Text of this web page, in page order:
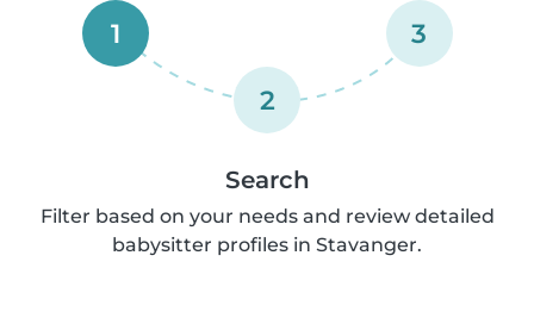
1
2
3
Search
Filter based on your needs and review detailed
babysitter profiles in Stavanger.